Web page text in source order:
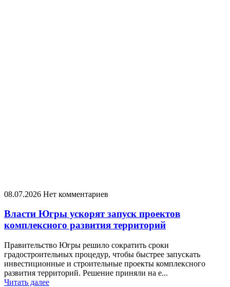
08.07.2026 Нет комментариев
​Власти Югры ускорят запуск проектов
комплексного развития территорий
Правительство Югры решило сократить сроки
градостроительных процедур, чтобы быстрее запускать
инвестиционные и строительные проекты комплексного
развития территорий. Решение приняли на е...
Читать далее